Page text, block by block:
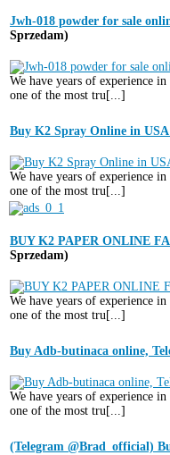
Jwh-018 powder for sale
Sprzedam)
We have years of experience
one of the most tru[...]
Buy K2 Spray Online in USA
We have years of experience
one of the most tru[...]
BUY K2 PAPER ONLINE
Sprzedam)
We have years of experience
one of the most tru[...]
Buy Adb-butinaca online,
We have years of experience
one of the most tru[...]
(Telegram @Brad_official)